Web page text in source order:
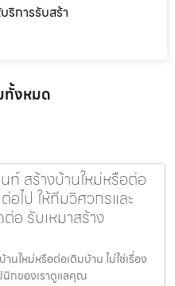
ริการรับสร้า
ทั้งหมด
ท์ สร้างบ้านใหม่หรือต่อ
อไป ให้ทีมวิศวกรและ
อ รับเหมาสร้าง
ใหม่หรือต่อเติมบ้าน ไม่ใช่เรื่อง
นิกของเราดูแลคุณ